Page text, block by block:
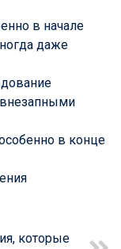
в начале
даже
внезапными
в конце
которые